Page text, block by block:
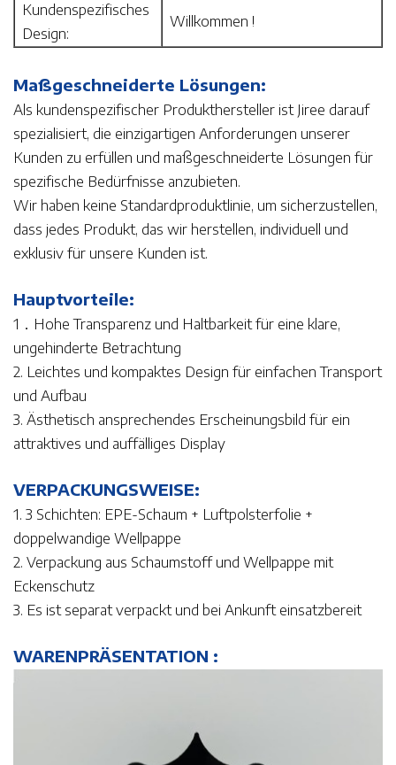
Kundenspezifisches
Design:
Willkommen !
Maßgeschneiderte Lösungen:
Als kundenspezifischer Produkthersteller ist Jiree darauf
spezialisiert, die einzigartigen Anforderungen unserer
Kunden zu erfüllen und maßgeschneiderte Lösungen für
spezifische Bedürfnisse anzubieten.
Wir haben keine Standardproduktlinie, um sicherzustellen,
dass jedes Produkt, das wir herstellen, individuell und
exklusiv für unsere Kunden ist.
Hauptvorteile:
1．Hohe Transparenz und Haltbarkeit für eine klare,
ungehinderte Betrachtung
2. Leichtes und kompaktes Design für einfachen Transport
und Aufbau
3. Ästhetisch ansprechendes Erscheinungsbild für ein
attraktives und auffälliges Display
VERPACKUNGSWEISE:
1. 3 Schichten: EPE-Schaum + Luftpolsterfolie +
doppelwandige Wellpappe
2. Verpackung aus Schaumstoff und Wellpappe mit
Eckenschutz
3. Es ist separat verpackt und bei Ankunft einsatzbereit
WARENPRÄSENTATION :